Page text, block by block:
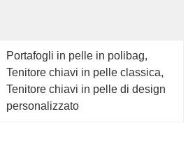
Portafogli in pelle in polibag,
Tenitore chiavi in pelle classica,
Tenitore chiavi in pelle di design
personalizzato